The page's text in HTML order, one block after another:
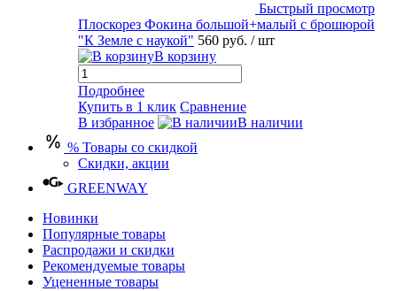
Быстрый просмотр
Плоскорез Фокина большой+малый с брошюрой
"К Земле с наукой" 560 руб. / шт
В корзину
Подробнее
Купить в 1 клик Сравнение
В избранное
В наличии
% Товары со скидкой
Скидки, акции
GREENWAY
Новинки
Популярные товары
Распродажи и скидки
Рекомендуемые товары
Уцененные товары